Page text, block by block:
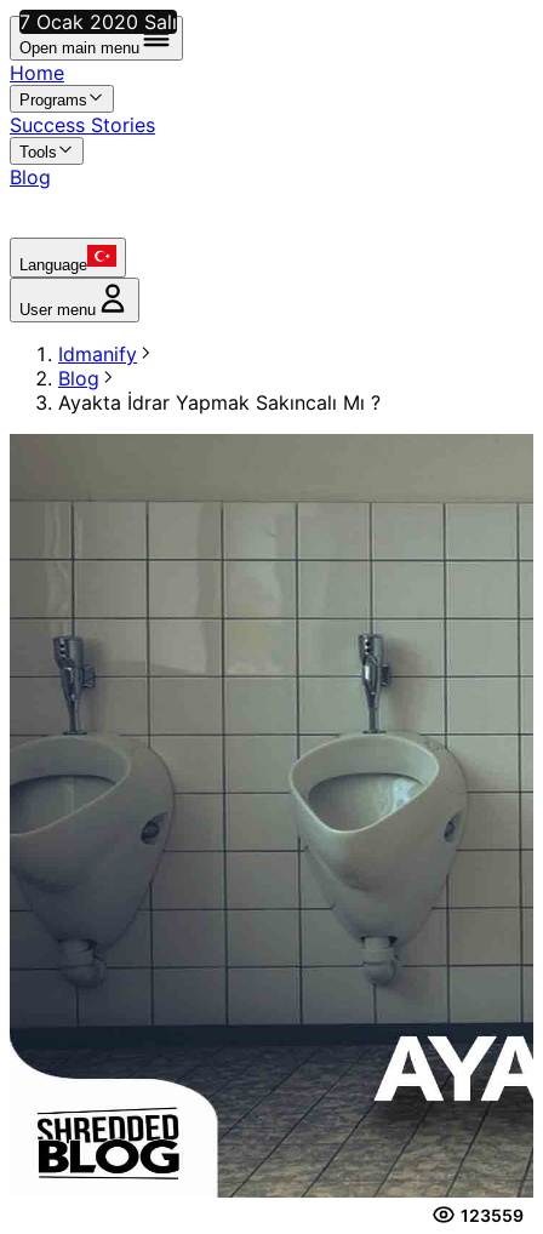
Open main menu
Home
Programs
Success Stories
Tools
Blog
Language
User menu
Idmanify
Blog
Ayakta İdrar Yapmak Sakıncalı Mı ?
7 Ocak 2020 Salı
123559